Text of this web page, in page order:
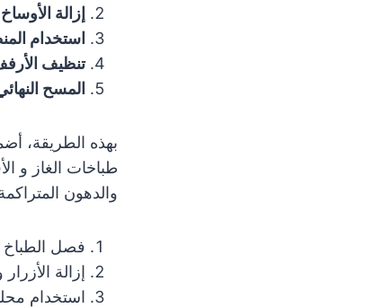
إزالة الأوساخ
استخدام
تنظيف
المسح
بهذه الطريقة،
طباخات الغاز و
والدهون
فصل الطباخ
إزالة
استخدام